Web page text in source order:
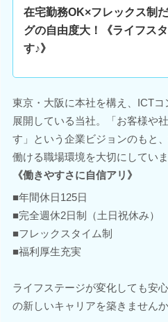
在宅勤務OK×フレックス制
グの自由度大！《ライフス
す♪》
東京・大阪に本社を構え、ICT
展開している当社。「お客様や
す」という企業ビジョンのもと
働ける職場環境を大切にしていま
《働きやすさに自信アリ》
■年間休日125日
■完全週休2日制（土日祝休み）
■フレックスタイム制
■福利厚生充実
ライフステージが変化しても安
の新しいキャリアを築きません